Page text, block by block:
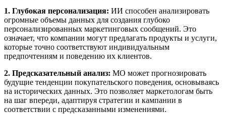
1. Глубокая персонализация: ИИ способен анализировать
огромные объемы данных для создания глубоко
персонализированных маркетинговых сообщений. Это
означает, что компании могут предлагать продукты и услуги,
которые точно соответствуют индивидуальным
предпочтениям и поведению их клиентов.
2. Предсказательный анализ: МО может прогнозировать
будущие тенденции покупательского поведения, основываясь
на исторических данных. Это позволяет маркетологам быть
на шаг впереди, адаптируя стратегии и кампании в
соответствии с предсказанными изменениями.